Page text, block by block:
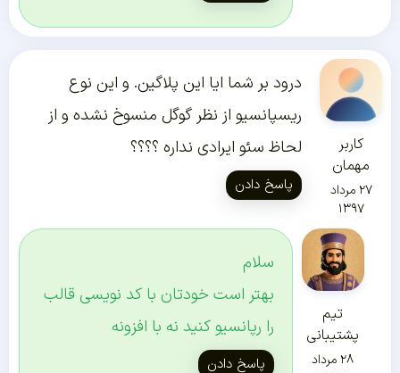
کاربر
مهمان
۲۷ مرداد
۱۳۹۷
درود بر شما ایا این پلاگین. و این نوع
ریسپانسیو از نظر گوگل منسوخ نشده و از
لحاظ سئو ایرادی نداره ؟؟؟؟
پاسخ دادن
تیم
پشتیبانی
۲۸ مرداد
سلام
بهتر است خودتان با کد نویسی قالب
را رپانسیو کنید نه با افزونه
پاسخ دادن